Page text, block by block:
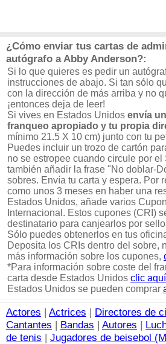
¿Cómo enviar tus cartas de
autógrafo a Abby Anderson?:
Si lo que quieres es pedir un
instrucciones de abajo. Si tan sólo
con la dirección de más arriba y no
¡entonces deja de leer!
Si vives en Estados Unidos envía
franqueo apropiado y tu propia
mínimo 21.5 X 10 cm) junto con tu
Puedes incluir un trozo de cartón
no se estropee cuando circule por
también añadir la frase "No doblar-
sobres. Envía tu carta y espera. Por
como unos 3 meses en haber una
Estados Unidos, añade varios
Internacional. Estos cupones (CRI)
destinatario para canjearlos por
Sólo puedes obtenerlos en tus
Deposita los CRIs dentro del sobre,
más información sobre los cupones,
*Para información sobre coste del
carta desde Estados Unidos clic
Estados Unidos se pueden comprar
Actores | Actrices | Directores de
Cantantes | Bandas | Autores |
de tenis | Jugadores de beisebol